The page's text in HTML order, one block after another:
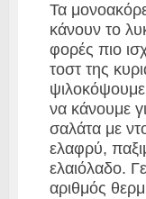
Τα
κάνουν το
φορές πιο
τοστ της
να κάνουμε
σαλάτα με
ελαφρύ,
ελαιόλαδο.
αριθμός